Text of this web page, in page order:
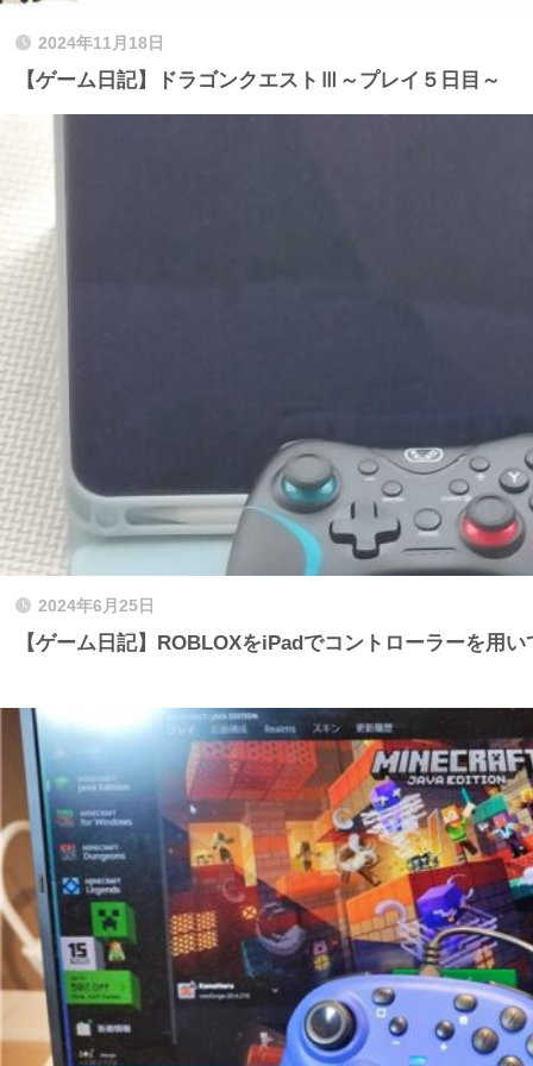
2024年11月18日
【ゲーム日記】ドラゴンクエストⅢ～プレイ５日目～
2024年6月25日
【ゲーム日記】ROBLOXをiPadでコントローラーを用